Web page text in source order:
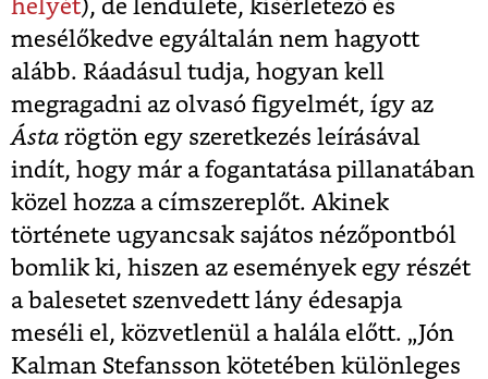
helyét), de lendülete, kísérletező és
mesélőkedve egyáltalán nem hagyott
alább. Ráadásul tudja, hogyan kell
megragadni az olvasó figyelmét, így az
Ásta rögtön egy szeretkezés leírásával
indít, hogy már a fogantatása pillanatában
közel hozza a címszereplőt. Akinek
története ugyancsak sajátos nézőpontból
bomlik ki, hiszen az események egy részét
a balesetet szenvedett lány édesapja
meséli el, közvetlenül a halála előtt. „Jón
Kalman Stefansson kötetében különleges